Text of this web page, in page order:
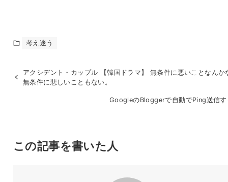
考え迷う
アクシデント・カップル 【韓国ドラマ】 無条件に悪いことなんか
無条件に悲しいこともない。
GoogleのBloggerで自動でPing送信す
この記事を書いた人